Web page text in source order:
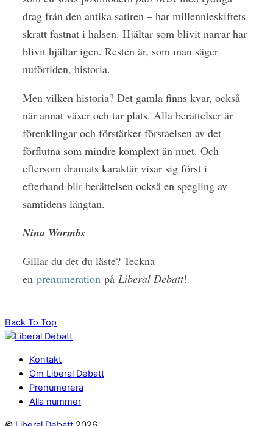
drag från den antika satiren – har millennieskiftets
skratt fastnat i halsen. Hjältar som blivit narrar har
blivit hjältar igen. Resten är, som man säger
nuförtiden, historia.
Men vilken historia? Det gamla finns kvar, också
när annat växer och tar plats. Alla berättelser är
förenklingar och förstärker förståelsen av det
förflutna som mindre komplext än nuet. Och
eftersom dramats karaktär visar sig först i
efterhand blir berättelsen också en spegling av
samtidens längtan.
Nina Wormbs
Gillar du det du läste? Teckna
en prenumeration på Liberal Debatt!
Back To Top
Kontakt
Om Liberal Debatt
Prenumerera
Alla nummer